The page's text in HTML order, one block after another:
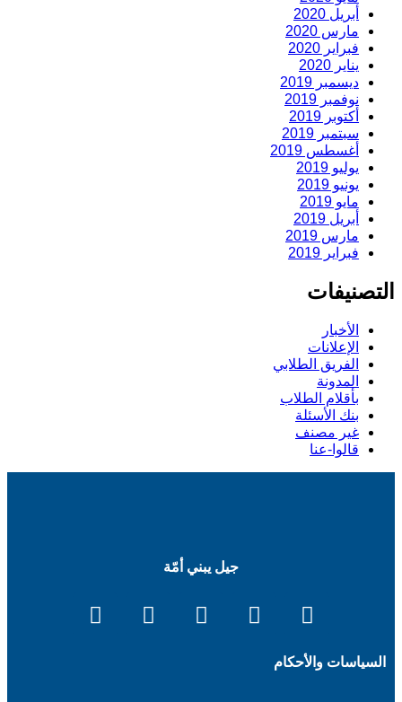
أبريل 2020
مارس 2020
فبراير 2020
يناير 2020
ديسمبر 2019
نوفمبر 2019
أكتوبر 2019
سبتمبر 2019
أغسطس 2019
يوليو 2019
يونيو 2019
مايو 2019
أبريل 2019
مارس 2019
فبراير 2019
التصنيفات
الأخبار
الإعلانات
الفريق الطلابي
المدونة
بأقلام الطلاب
بنك الأسئلة
غير مصنف
قالوا-عنا
جيل يبني أمّة
السياسات والأحكام